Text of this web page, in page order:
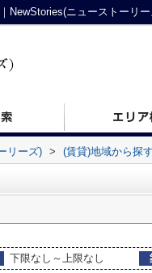
NewStories(ニューストーリ
リーズ) > (賃貸)地域から探す
下限なし～上限なし